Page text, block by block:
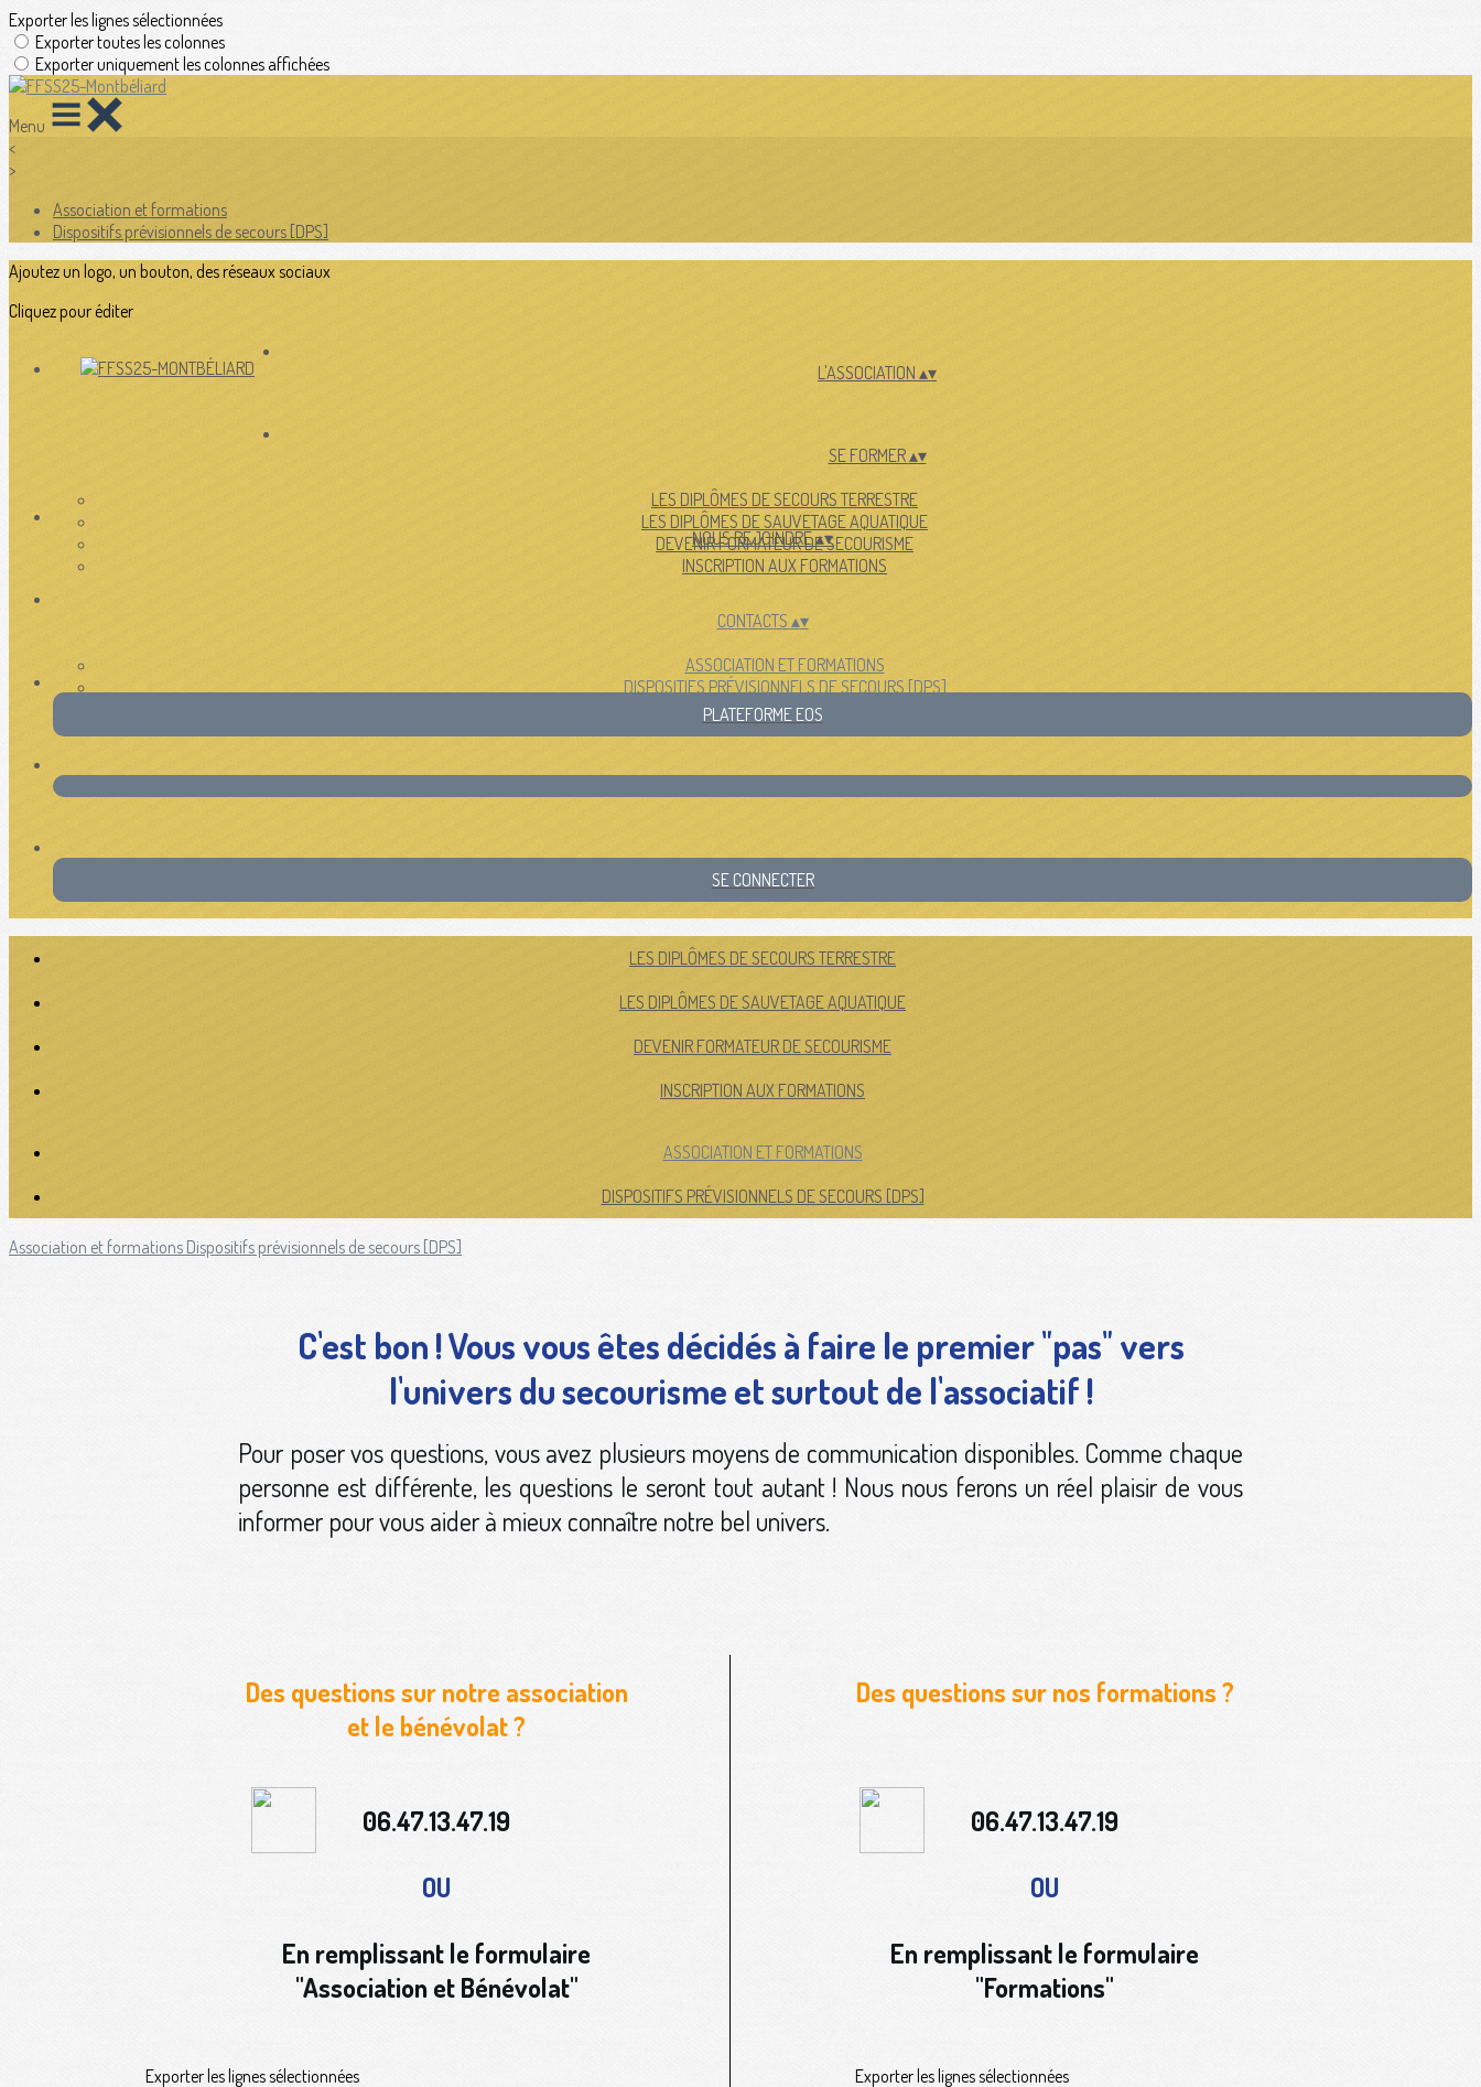
Exporter les lignes sélectionnées
Exporter toutes les colonnes
Exporter uniquement les colonnes affichées
Menu
<
>
Association et formations
Dispositifs prévisionnels de secours [DPS]
Ajoutez un logo, un bouton, des réseaux sociaux
Cliquez pour éditer
L'ASSOCIATION ▴▾
SE FORMER▴▾
LES DIPLÔMES DE SECOURS TERRESTRE
LES DIPLÔMES DE SAUVETAGE AQUATIQUE
DEVENIR FORMATEUR DE SECOURISME
INSCRIPTION AUX FORMATIONS
NOUS REJOINDRE▴▾
CONTACTS ▴▾
ASSOCIATION ET FORMATIONS
DISPOSITIFS PRÉVISIONNELS DE SECOURS [DPS]
PLATEFORME EOS
SE CONNECTER
LES DIPLÔMES DE SECOURS TERRESTRE
LES DIPLÔMES DE SAUVETAGE AQUATIQUE
DEVENIR FORMATEUR DE SECOURISME
INSCRIPTION AUX FORMATIONS
ASSOCIATION ET FORMATIONS
DISPOSITIFS PRÉVISIONNELS DE SECOURS [DPS]
Association et formations Dispositifs prévisionnels de secours [DPS]
C'est bon ! Vous vous êtes décidés à faire le premier "pas" vers
l'univers du secourisme et surtout de l'associatif !
Pour poser vos questions, vous avez plusieurs moyens de communication disponibles. Comme chaque
personne est différente, les questions le seront tout autant ! Nous nous ferons un réel plaisir de vous
informer pour vous aider à mieux connaître notre bel univers.
Des questions sur notre association
et le bénévolat ?
Des questions sur nos formations ?
06.47.13.47.19
06.47.13.47.19
OU
OU
En remplissant le formulaire
"Association et Bénévolat"
En remplissant le formulaire
"Formations"